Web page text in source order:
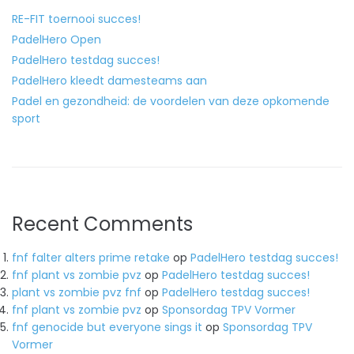
RE-FIT toernooi succes!
PadelHero Open
PadelHero testdag succes!
PadelHero kleedt damesteams aan
Padel en gezondheid: de voordelen van deze opkomende
sport
Recent Comments
fnf falter alters prime retake op PadelHero testdag succes!
fnf plant vs zombie pvz op PadelHero testdag succes!
plant vs zombie pvz fnf op PadelHero testdag succes!
fnf plant vs zombie pvz op Sponsordag TPV Vormer
fnf genocide but everyone sings it op Sponsordag TPV
Vormer